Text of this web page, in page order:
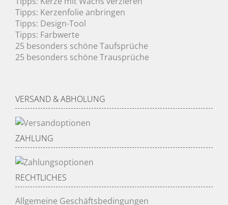
Tipps: Kerzenfolie anbringen
Tipps: Design-Tool
Tipps: Farbwerte
25 besonders schöne Taufsprüche
25 besonders schöne Trausprüche
VERSAND & ABHOLUNG
ZAHLUNG
RECHTLICHES
Allgemeine Geschäftsbedingungen